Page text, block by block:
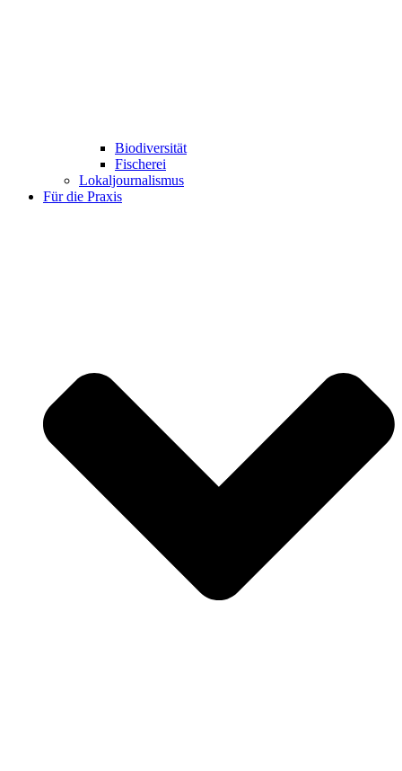
Biodiversität
Fischerei
Lokaljournalismus
Für die Praxis